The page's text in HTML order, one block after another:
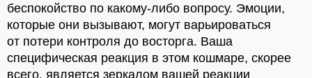
беспокойство по какому-либо вопросу. Эмоции,
которые они вызывают, могут варьироваться
от потери контроля до восторга. Ваша
специфическая реакция в этом кошмаре, скорее
всего, является зеркалом вашей реакции